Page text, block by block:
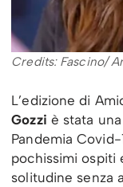
Credits: Fascino/
L’edizione di
Gozzi è stata
Pandemia
pochissimi ospiti
solitudine senza